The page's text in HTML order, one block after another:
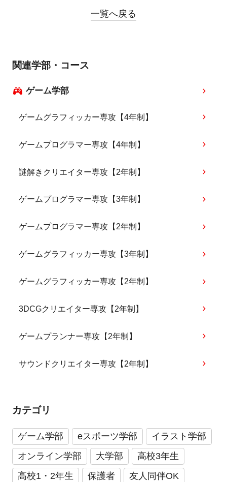
一覧へ戻る
関連学部・コース
ゲーム学部
ゲームグラフィッカー専攻【4年制】
ゲームプログラマー専攻【4年制】
謎解きクリエイター専攻【2年制】
ゲームプログラマー専攻【3年制】
ゲームプログラマー専攻【2年制】
ゲームグラフィッカー専攻【3年制】
ゲームグラフィッカー専攻【2年制】
3DCGクリエイター専攻【2年制】
ゲームプランナー専攻【2年制】
サウンドクリエイター専攻【2年制】
カテゴリ
ゲーム学部 eスポーツ学部
イラスト学部
オンライン学部
大学部
高校3年生
高校1・2年生
保護者 友人同伴OK